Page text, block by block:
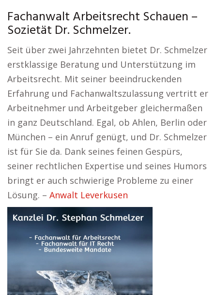
Fachanwalt Arbeitsrecht Schauen –
Sozietät Dr. Schmelzer.
Seit über zwei Jahrzehnten bietet Dr. Schmelzer
erstklassige Beratung und Unterstützung im
Arbeitsrecht. Mit seiner beeindruckenden
Erfahrung und Fachanwaltszulassung vertritt er
Arbeitnehmer und Arbeitgeber gleichermaßen
in ganz Deutschland. Egal, ob Ahlen, Berlin oder
München – ein Anruf genügt, und Dr. Schmelzer
ist für Sie da. Dank seines feinen Gespürs,
seiner rechtlichen Expertise und seines Humors
bringt er auch schwierige Probleme zu einer
Lösung. – Anwalt Leverkusen